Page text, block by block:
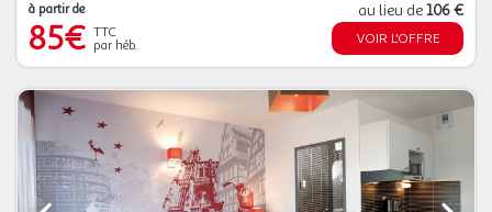
à partir de
85€ TTC
par héb.
au lieu de106 €
VOIR L'OFFRE